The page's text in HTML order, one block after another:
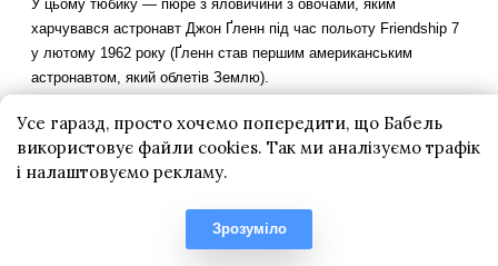
Усе гаразд, просто хочемо попередити, що Бабель
використовує файли cookies. Так ми аналізуємо трафік
і налаштовуємо рекламу.
Зрозуміло